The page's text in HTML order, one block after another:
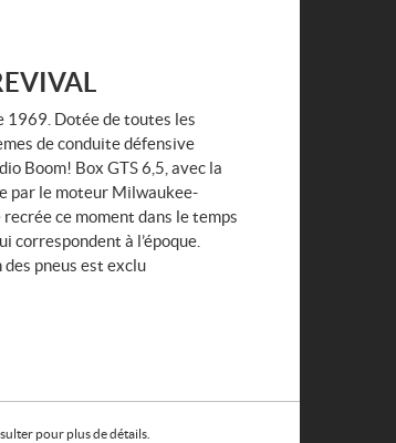
1969. Dotée de toutes les
de conduite défensive
Boom! Box GTS 6,5, avec la
par le moteur Milwaukee-
ce moment dans le temps
correspondent à l’époque.
pneus est exclu
pour plus de détails.